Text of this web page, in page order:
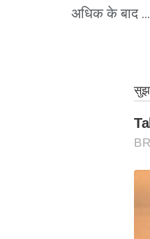
अधिक के बाद ...